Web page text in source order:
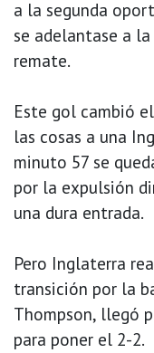
a la segunda
se adelantase a
remate.
Este gol cambió
las cosas a una
minuto 57 se
por la expulsión
una dura entrada.
Pero Inglaterra
transición por la
Thompson, llegó
para poner el 2-2.